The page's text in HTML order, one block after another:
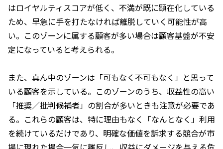
はロイヤルティスコアが低く、不満が既に顕在化している
ため、早急に手を打たなければ離脱していく可能性が高
い。このゾーンに属する顧客が多い場合は顧客基盤が不安
定になっていると考えられる。
また、真ん中のゾーンは「可もなく不可もなく」と思って
いる顧客を示している。このゾーンのうち、収益性の高い
「推奨／批判候補者」の割合が多いときも注意が必要であ
る。これらの顧客は、特に理由もなく「なんとなく」利用
を続けているだけであり、明確な価値を訴求する競合が市